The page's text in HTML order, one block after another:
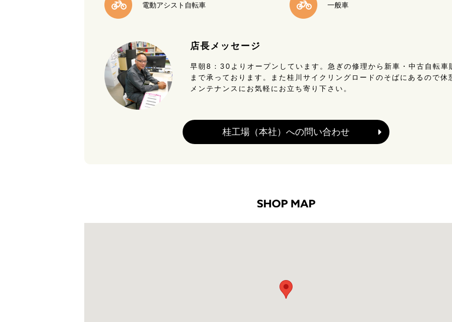
電動アシスト自転車 一般車
店長メッセージ
早朝8：30よりオープンしています。急ぎの修理から新車・中古自転車
まで承っております。また桂川サイクリングロードのそばにあるので休
メンテナンスにお気軽にお立ち寄り下さい。
桂工場（本社）への問い合わせ